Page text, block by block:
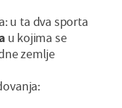
u ta dva sporta
u kojima se
zemlje